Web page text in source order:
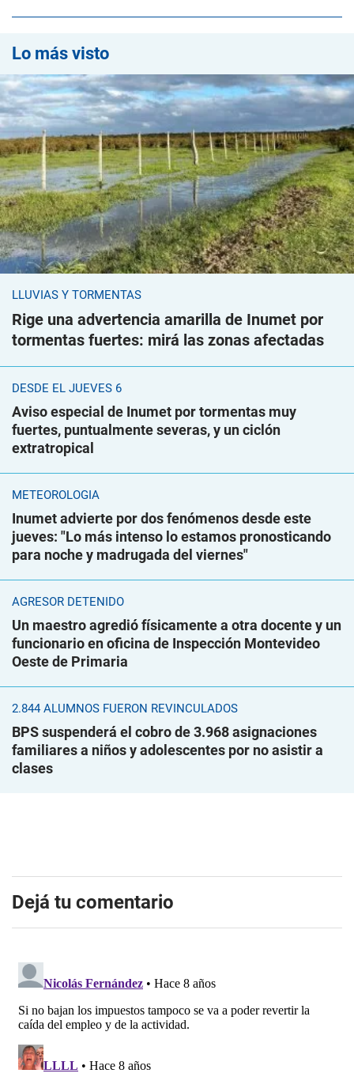
Lo más visto
LLUVIAS Y TORMENTAS
Rige una advertencia amarilla de Inumet por
tormentas fuertes: mirá las zonas afectadas
DESDE EL JUEVES 6
Aviso especial de Inumet por tormentas muy
fuertes, puntualmente severas, y un ciclón
extratropical
METEOROLOGÍA
Inumet advierte por dos fenómenos desde este
jueves: "Lo más intenso lo estamos pronosticando
para noche y madrugada del viernes"
AGRESOR DETENIDO
Un maestro agredió físicamente a otra docente y un
funcionario en oficina de Inspección Montevideo
Oeste de Primaria
2.844 ALUMNOS FUERON REVINCULADOS
BPS suspenderá el cobro de 3.968 asignaciones
familiares a niños y adolescentes por no asistir a
clases
Dejá tu comentario